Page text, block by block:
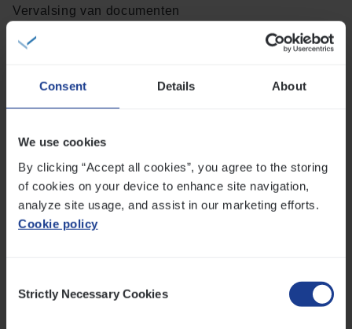
Consent Details About
We use cookies
By clicking “Accept all cookies”, you agree to the storing
of cookies on your device to enhance site navigation,
analyze site usage, and assist in our marketing efforts.
Cookie policy
Selection
Strictly Necessary Cookies
Vervalsing van documenten
Kosten voor het herstellen van gegevens
Bedrog
Corruptie
Diefstal
Phishing as a service
Maak je cybersecurity compleet met onze
We maken je bewust